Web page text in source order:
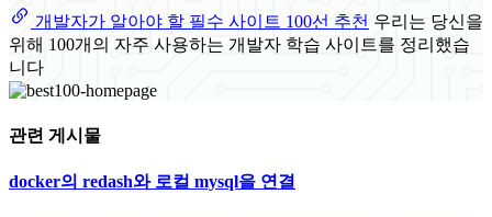
개발자가 알아야 할 필수 사이트 100선 추천 우리는 당신을
위해 100개의 자주 사용하는 개발자 학습 사이트를 정리했습
니다
관련 게시물
docker의 redash와 로컬 mysql을 연결